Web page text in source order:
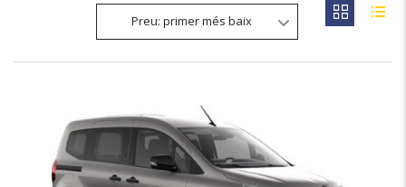
Preu: primer més baix